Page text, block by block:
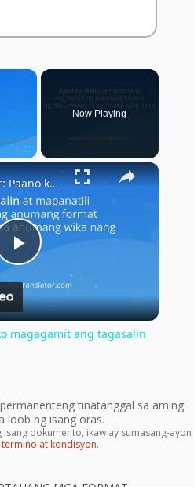
×
Fullscreen
Now Playing
×
Play
Video
Doc Translator: Paano ko magagamit ang tagasalin ng dokumento?
magagamit ang tagasalin
tinatanggal sa aming
loob ng isang oras.
dokumento, ikaw ay sumasang-ayon
termino at kondisyon.